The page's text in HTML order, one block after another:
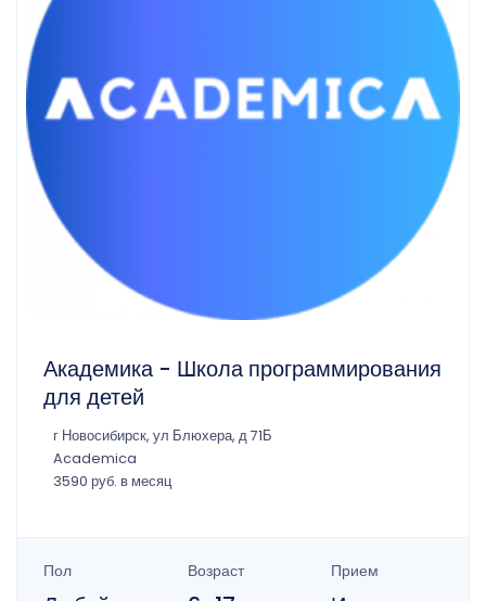
Академика - Школа программирования
для детей
г Новосибирск, ул Блюхера, д 71Б
Academica
3590 руб. в месяц
Пол Возраст Прием